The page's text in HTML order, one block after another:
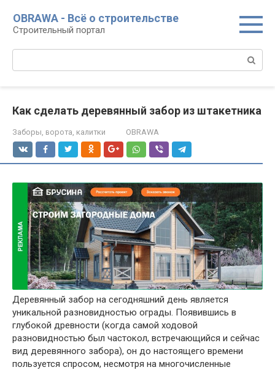
контенту
OBRAWA - Всё о строительстве
Строительный портал
Как сделать деревянный забор из штакетника
Заборы, ворота, калитки OBRAWA
Деревянный забор на сегодняшний день является
уникальной разновидностью ограды. Появившись в
глубокой древности (когда самой ходовой
разновидностью был частокол, встречающийся и сейчас
вид деревянного забора), он до настоящего времени
пользуется спросом, несмотря на многочисленные